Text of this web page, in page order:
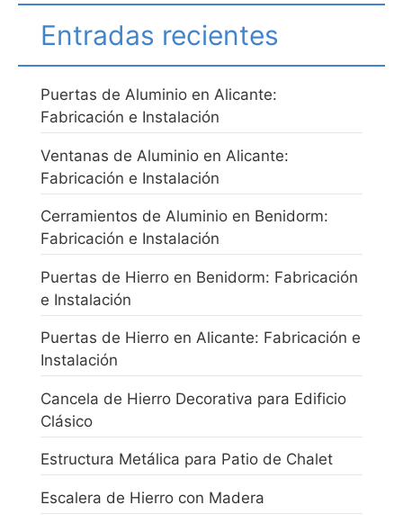
Entradas recientes
Puertas de Aluminio en Alicante:
Fabricación e Instalación
Ventanas de Aluminio en Alicante:
Fabricación e Instalación
Cerramientos de Aluminio en Benidorm:
Fabricación e Instalación
Puertas de Hierro en Benidorm: Fabricación
e Instalación
Puertas de Hierro en Alicante: Fabricación e
Instalación
Cancela de Hierro Decorativa para Edificio
Clásico
Estructura Metálica para Patio de Chalet
Escalera de Hierro con Madera